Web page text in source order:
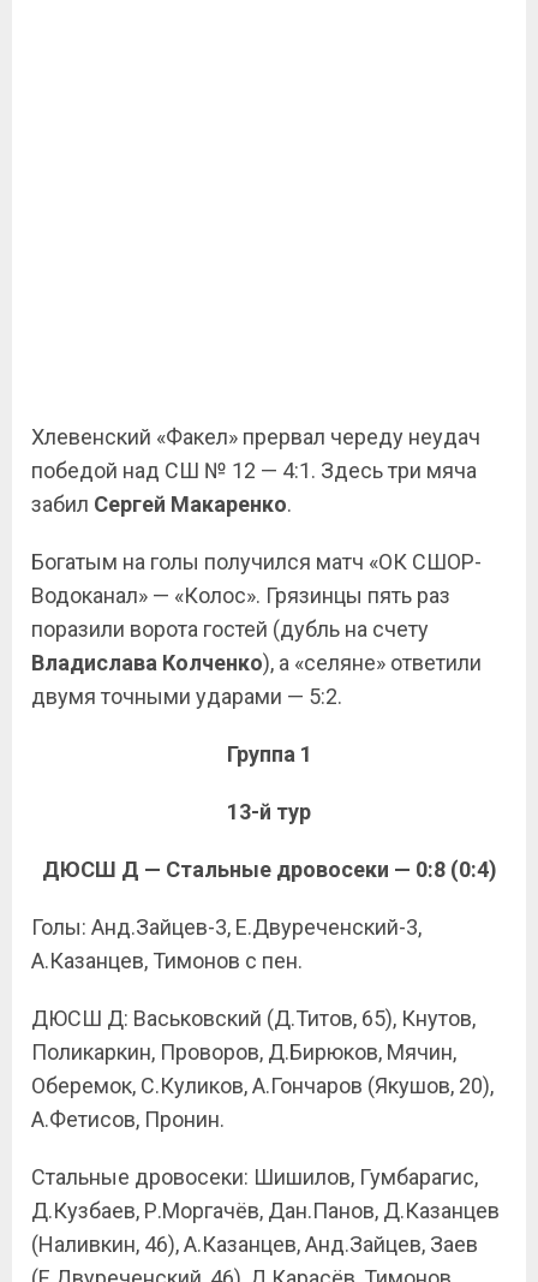
Хлевенский «Факел» прервал череду неудач
победой над СШ № 12 — 4:1. Здесь три мяча
забил Сергей Макаренко.
Богатым на голы получился матч «ОК СШОР-
Водоканал» — «Колос». Грязинцы пять раз
поразили ворота гостей (дубль на счету
Владислава Колченко), а «селяне» ответили
двумя точными ударами — 5:2.
Группа 1
13-й тур
ДЮСШ Д — Стальные дровосеки — 0:8 (0:4)
Голы: Анд.Зайцев-3, Е.Двуреченский-3,
А.Казанцев, Тимонов с пен.
ДЮСШ Д: Васьковский (Д.Титов, 65), Кнутов,
Поликаркин, Проворов, Д.Бирюков, Мячин,
Оберемок, С.Куликов, А.Гончаров (Якушов, 20),
А.Фетисов, Пронин.
Стальные дровосеки: Шишилов, Гумбарагис,
Д.Кузбаев, Р.Моргачёв, Дан.Панов, Д.Казанцев
(Наливкин, 46), А.Казанцев, Анд.Зайцев, Заев